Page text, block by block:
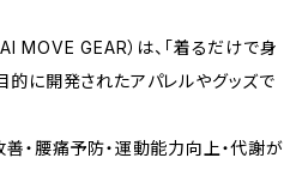
MOVE GEAR）は、「着るだけで身
的に開発されたアパレルやグッズで
善・腰痛予防・運動能力向上・代謝が